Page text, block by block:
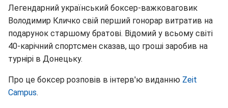
Легендарний український боксер-важковаговик
Володимир Кличко свій перший гонорар витратив на
подарунок старшому братові. Відомий у всьому світі
40-карічний спортсмен сказав, що гроші заробив на
турнірі в Донецьку.
Про це боксер розповів в інтерв'ю виданню Zeit
Campus.